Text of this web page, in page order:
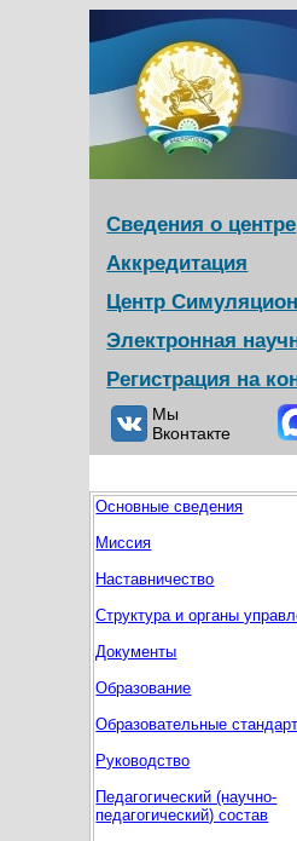
Сведения о центре
Аккредитация
Центр
Электронная
Регистрация на
Мы
Вконтакте
Основные сведения
Миссия
Наставничество
Структура и органы
Документы
Образование
Образовательные
Руководство
Педагогический (научно-
педагогический) состав